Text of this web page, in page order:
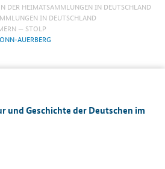
DER HEIMATSAMMLUNGEN IN DEUTSCHLAND
IN DEUTSCHLAND
STOLP
AUERBERG
Geschichte der Deutschen im